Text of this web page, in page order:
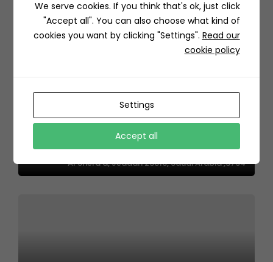
Crust Corner – كرست كورنر
طريق ابي بكر الصديق الفرعي، حي، الربيع، الرياض 13316، السعودية
Patty & More | باتي اند مور
3794, Al Shera'a, Jeddah 23816, Saudi Arabia
We serve cookies. If you think that's ok, just click
"Accept all". You can also choose what kind of
cookies you want by clicking "Settings". Read our
cookie policy
Settings
Accept all